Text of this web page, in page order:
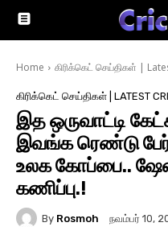
Home கிரிக்கெட் செய்திகள் |
கிரிக்கெட் செய்திகள் | LATEST
இத ஒருவாட்டி
இவங்க ரெண்டு
உலக கோப்பை..
கணிப்பு.!
By Rosmoh நவம்பர் 10,